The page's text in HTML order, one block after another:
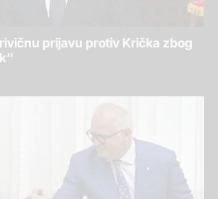
prijavu protiv Krička zbog